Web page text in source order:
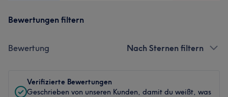
Bewertungen filtern
Bewertung Nach Sternen filtern
Verifizierte Bewertungen
Geschrieben von unseren Kunden, damit du weißt, was